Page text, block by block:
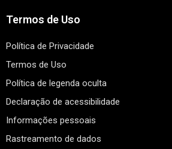
Termos de Uso
Política de Privacidade
Termos de Uso
Política de legenda oculta
Declaração de acessibilidade
Informações pessoais
Rastreamento de dados